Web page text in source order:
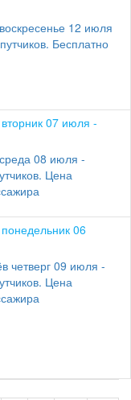
12 июля
Бесплатно
07 июля -
08 июля -
Цена
06
четверг 09 июля -
Цена